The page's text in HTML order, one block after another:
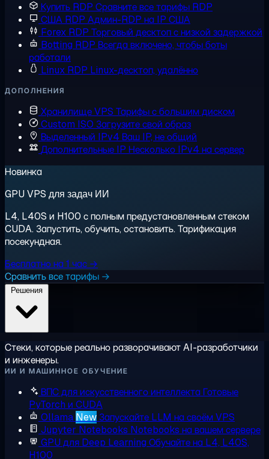
Купить RDP Сравните все тарифы RDP
США RDP Админ-RDP на IP США
Forex RDP Торговый десктоп с низкой задержкой
Botting RDP Всегда включено, чтобы боты
работали
Linux RDP Linux-десктоп, удалённо
ДОПОЛНЕНИЯ
Хранилище VPS Тарифы с большим диском
Custom ISO Загрузите свой образ
Выделенный IPv4 Ваш IP, не общий
Дополнительные IP Несколько IPv4 на сервер
Новинка
GPU VPS для задач ИИ
L4, L40S и H100 с полным предустановленным стеком
CUDA. Запустить, обучить, остановить. Тарификация
посекундная.
Бесплатно на 1 час →
Сравнить все тарифы →
Стеки, которые реально разворачивают AI-разработчики
и инженеры.
ИИ И МАШИННОЕ ОБУЧЕНИЕ
ВПС для искусственного интеллектаГотовые
PyTorch и CUDA
Ollama NewЗапускайте LLM на своём VPS
Jupyter Notebooks Notebooks на вашем сервере
GPU для Deep Learning Обучайте на L4, L40S,
H100